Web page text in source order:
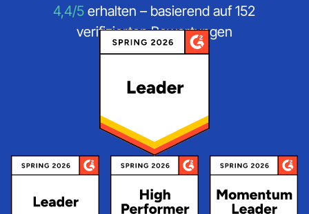
4,4/5 erhalten – basierend auf 152
verifizierten Bewertungen